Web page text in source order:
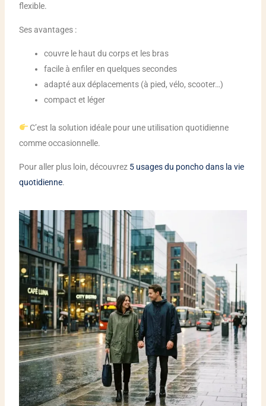
flexible.
Ses avantages :
couvre le haut du corps et les bras
facile à enfiler en quelques secondes
adapté aux déplacements (à pied, vélo, scooter…)
compact et léger
C’est la solution idéale pour une utilisation quotidienne
comme occasionnelle.
Pour aller plus loin, découvrez 5 usages du poncho dans la vie
quotidienne.